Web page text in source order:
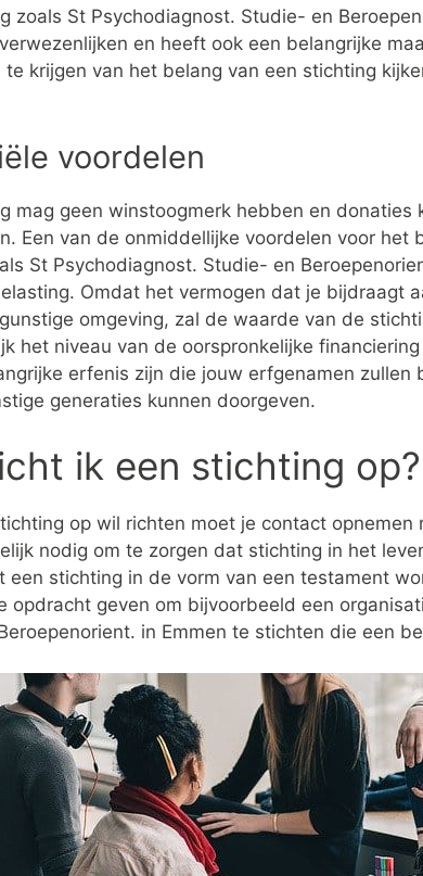
zoals St Psychodiagnost. Studie- en
en heeft ook een belangrijke
krijgen van het belang van een stichting
voordelen
mag geen winstoogmerk hebben en donaties
Een van de onmiddellijke voordelen voor het
St Psychodiagnost. Studie- en
Omdat het vermogen dat je bijdraagt
omgeving, zal de waarde van de
het niveau van de oorspronkelijke
erfenis zijn die jouw erfgenamen zullen
generaties kunnen doorgeven.
ik een stichting op?
op wil richten moet je contact opnemen
nodig om te zorgen dat stichting in het
een stichting in de vorm van een testament
opdracht geven om bijvoorbeeld een
in Emmen te stichten die een